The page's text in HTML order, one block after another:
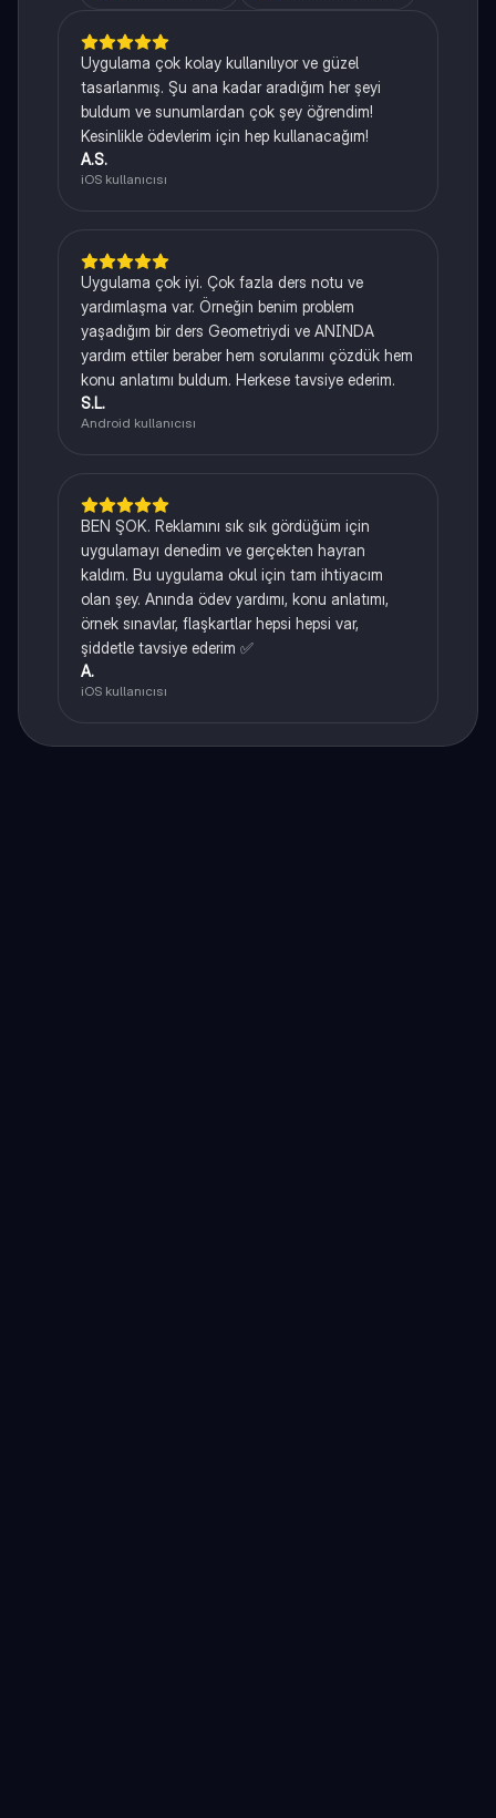
Uygulama çok kolay kullanılıyor ve güzel
tasarlanmış. Şu ana kadar aradığım her şeyi
buldum ve sunumlardan çok şey öğrendim!
Kesinlikle ödevlerim için hep kullanacağım!
A.S.
iOS kullanıcısı
Uygulama çok iyi. Çok fazla ders notu ve
yardımlaşma var. Örneğin benim problem
yaşadığım bir ders Geometriydi ve ANINDA
yardım ettiler beraber hem sorularımı çözdük hem
konu anlatımı buldum. Herkese tavsiye ederim.
S.L.
Android kullanıcısı
BEN ŞOK. Reklamını sık sık gördüğüm için
uygulamayı denedim ve gerçekten hayran
kaldım. Bu uygulama okul için tam ihtiyacım
olan şey. Anında ödev yardımı, konu anlatımı,
örnek sınavlar, flaşkartlar hepsi hepsi var,
şiddetle tavsiye ederim ✅
A.
iOS kullanıcısı